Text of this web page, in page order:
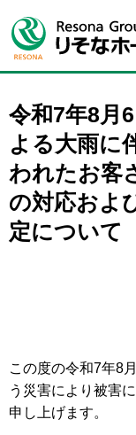
令和7年8月
よる大雨に
われたお客
の対応およ
定について
この度の令和7年8
う災害により被害
申し上げます。